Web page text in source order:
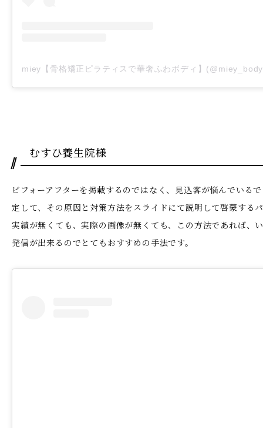
むすひ養生院様
ビフォーアフターを掲載するのではなく、見込客が悩んでいる
定して、その原因と対策方法をスライドにて説明して啓蒙する
実績が無くても、実際の画像が無くても、この方法であれば、
発信が出来るのでとてもおすすめの手法です。